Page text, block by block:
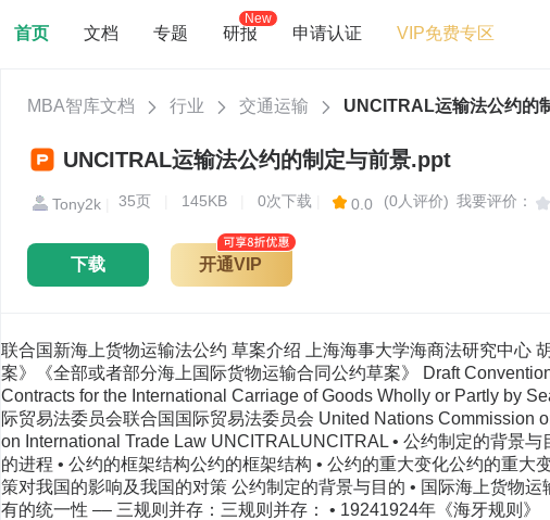
首页 文档 专题 研报
New
申请认证 VIP免费专区
MBA智库文档 行业 交通运输 UNCITRAL运输法公约的
UNCITRAL运输法公约的制定与前景.ppt
Tony2k 35页 145KB 0次下载 0.0 (0人评价) 我要评价：
下载 开通VIP
联合国新海上货物运输法公约 草案介绍 上海海事大学海商法研究中心
案》《全部或者部分海上国际货物运输合同公约草案》 Draft
Contracts for the International Carriage of Goods Wholly or Partly by
际贸易法委员会联合国国际贸易法委员会 United Nations Commission
on International Trade Law UNCITRALUNCITRAL • 公约制定的背景
的进程 • 公约的框架结构公约的框架结构 • 公约的重大变化公约的重大
策对我国的影响及我国的对策 公约制定的背景与目的 • 国际海上货物
有的统一性 –– 三规则并存：三规则并存： • 19241924年《海牙规则